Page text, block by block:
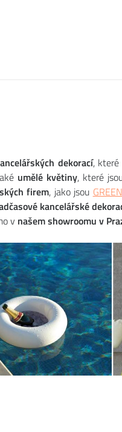
dekorací, které
umělé květiny, které
firem, jako jsou GREEN
kancelářské
v našem showroomu v